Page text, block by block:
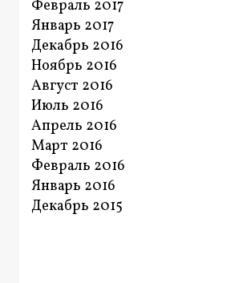
Февраль 2017
Январь 2017
Декабрь 2016
Ноябрь 2016
Август 2016
Июль 2016
Апрель 2016
Март 2016
Февраль 2016
Январь 2016
Декабрь 2015